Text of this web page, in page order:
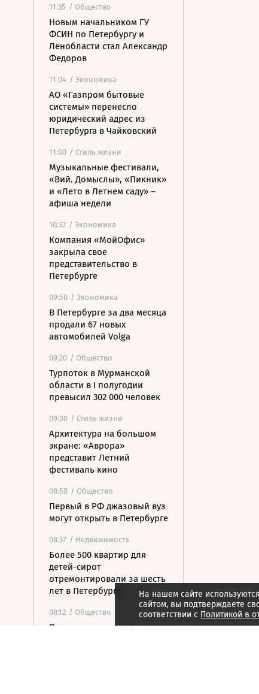
11:35 / Общество
Новым начальником ГУ
ФСИН по Петербургу и
Ленобласти стал Александр
Федоров
11:04 / Экономика
АО «Газпром бытовые
системы» перенесло
юридический адрес из
Петербурга в Чайковский
11:00 / Стиль жизни
Музыкальные фестивали,
«Вий. Домыслы», «Пикник»
и «Лето в Летнем саду» –
афиша недели
10:32 / Экономика
Компания «МойОфис»
закрыла свое
представительство в
Петербурге
09:50 / Экономика
В Петербурге за два месяца
продали 67 новых
автомобилей Volga
09:20 / Общество
Турпоток в Мурманской
области в I полугодии
превысил 302 000 человек
09:00 / Стиль жизни
Архитектура на большом
экране: «Аврора»
представит Летний
фестиваль кино
08:58 / Общество
Первый в РФ джазовый вуз
могут открыть в Петербурге
08:37 / Недвижимость
Более 500 квартир для
детей-сирот
отремонтировали за шесть
лет в Петербурге
08:12 / Общество
Прокуратура потребовала
На нашем сайте
сайтом, вы подтверждаете
соответствии с Политикой в